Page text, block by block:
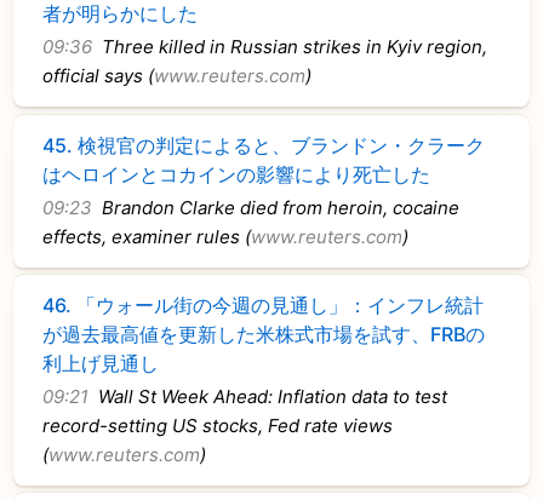
者が明らかにした
09:36 Three killed in Russian strikes in Kyiv region,
official says (www.reuters.com)
45.検視官の判定によると、ブランドン・クラーク
はヘロインとコカインの影響により死亡した
09:23 Brandon Clarke died from heroin, cocaine
effects, examiner rules (www.reuters.com)
46.
「ウォール街の今週の見通し」：インフレ統計
が過去最高値を更新した米株式市場を試す、FRBの
利上げ見通し
09:21 Wall St Week Ahead: Inflation data to test
record-setting US stocks, Fed rate views
(www.reuters.com)